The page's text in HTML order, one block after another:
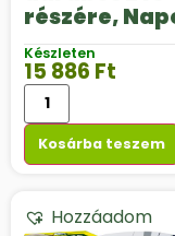
részére,
mintával
Készleten
15 886 Ft
Kosárba teszem
Hozzáadom